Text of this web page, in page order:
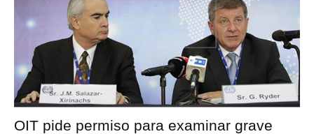
OIT pide permiso para examinar grave